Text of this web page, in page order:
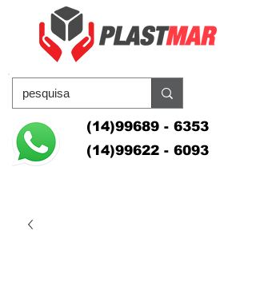
(14)99689 - 6353
(14)99622 - 6093